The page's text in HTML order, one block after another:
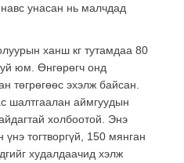
унасан нь малчдад
ханш кг тутамдаа 80
юм. Өнгөрөгч онд
төгрөгөөс эхэлж байсан.
шалтгаалан аймгуудын
холбоотой. Энэ
тогтворгүй, 150 мянган
худалдаачид хэлж